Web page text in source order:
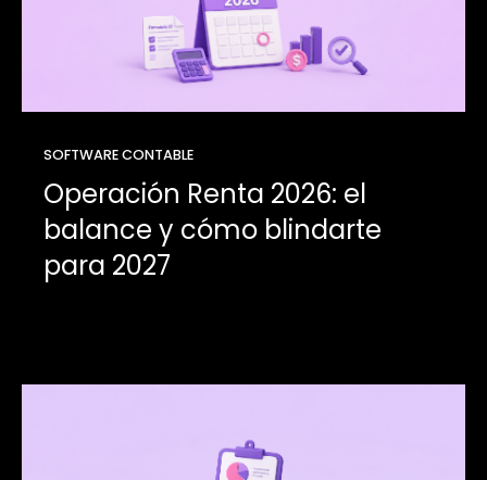
SOFTWARE CONTABLE
Operación Renta 2026: el
balance y cómo blindarte
para 2027